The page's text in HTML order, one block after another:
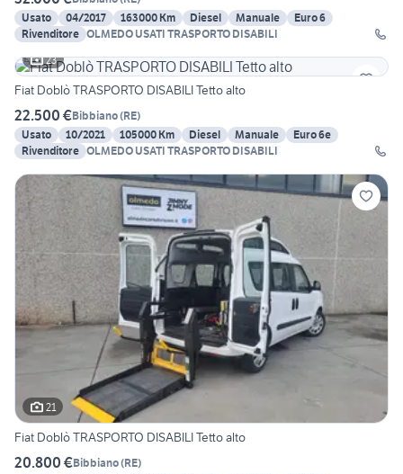
Usato
04/2017 163000 Km Diesel Manuale
Euro 6
Rivenditore OLMEDO USATI TRASPORTO DISABILI
23
Fiat Doblò TRASPORTO DISABILI Tetto alto
22.500 €Bibbiano(RE)
Usato
10/2021 105000 Km Diesel Manuale
Euro 6e
Rivenditore OLMEDO USATI TRASPORTO DISABILI
21
Fiat Doblò TRASPORTO DISABILI Tetto alto
20.800 €Bibbiano(RE)